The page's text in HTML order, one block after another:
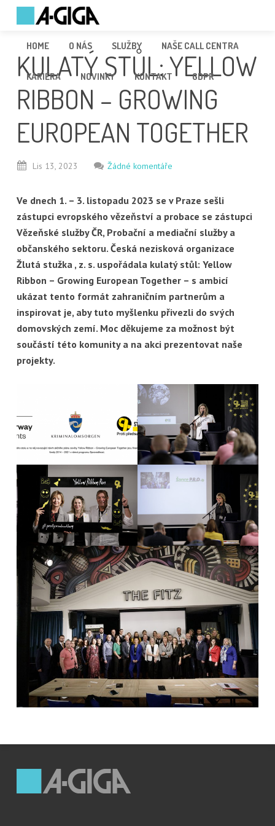
HOME O NÁS SLUŽBY NAŠE CALL CENTRA
KARIÉRA NOVINKY KONTAKT GDPR
KULATÝ STŮL: YELLOW
RIBBON – GROWING
EUROPEAN TOGETHER
Lis 13, 2023 Žádné komentáře
Ve dnech 1. – 3. listopadu 2023 se v Praze sešli
zástupci evropského vězeňství a probace se zástupci
Vězeňské služby ČR, Probační a mediační služby a
občanského sektoru. Česká nezisková organizace
Žlutá stužka , z. s. uspořádala kulatý stůl: Yellow
Ribbon – Growing European Together – s ambicí
ukázat tento formát zahraničním partnerům a
inspirovat je, aby tuto myšlenku přivezli do svých
domovských zemí. Moc děkujeme za možnost být
součástí této komunity a na akci prezentovat naše
projekty.